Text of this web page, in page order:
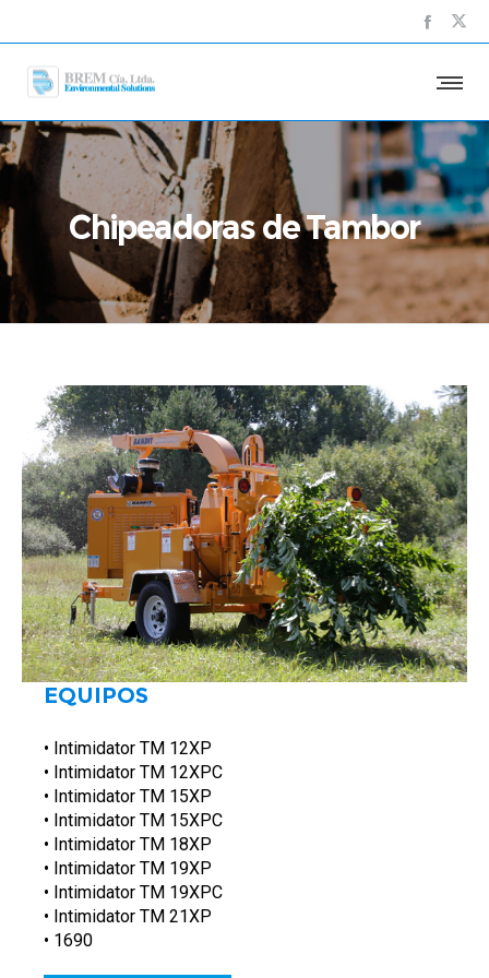
Chipeadoras de Tambor
EQUIPOS
• Intimidator TM 12XP
• Intimidator TM 12XPC
• Intimidator TM 15XP
• Intimidator TM 15XPC
• Intimidator TM 18XP
• Intimidator TM 19XP
• Intimidator TM 19XPC
• Intimidator TM 21XP
• 1690